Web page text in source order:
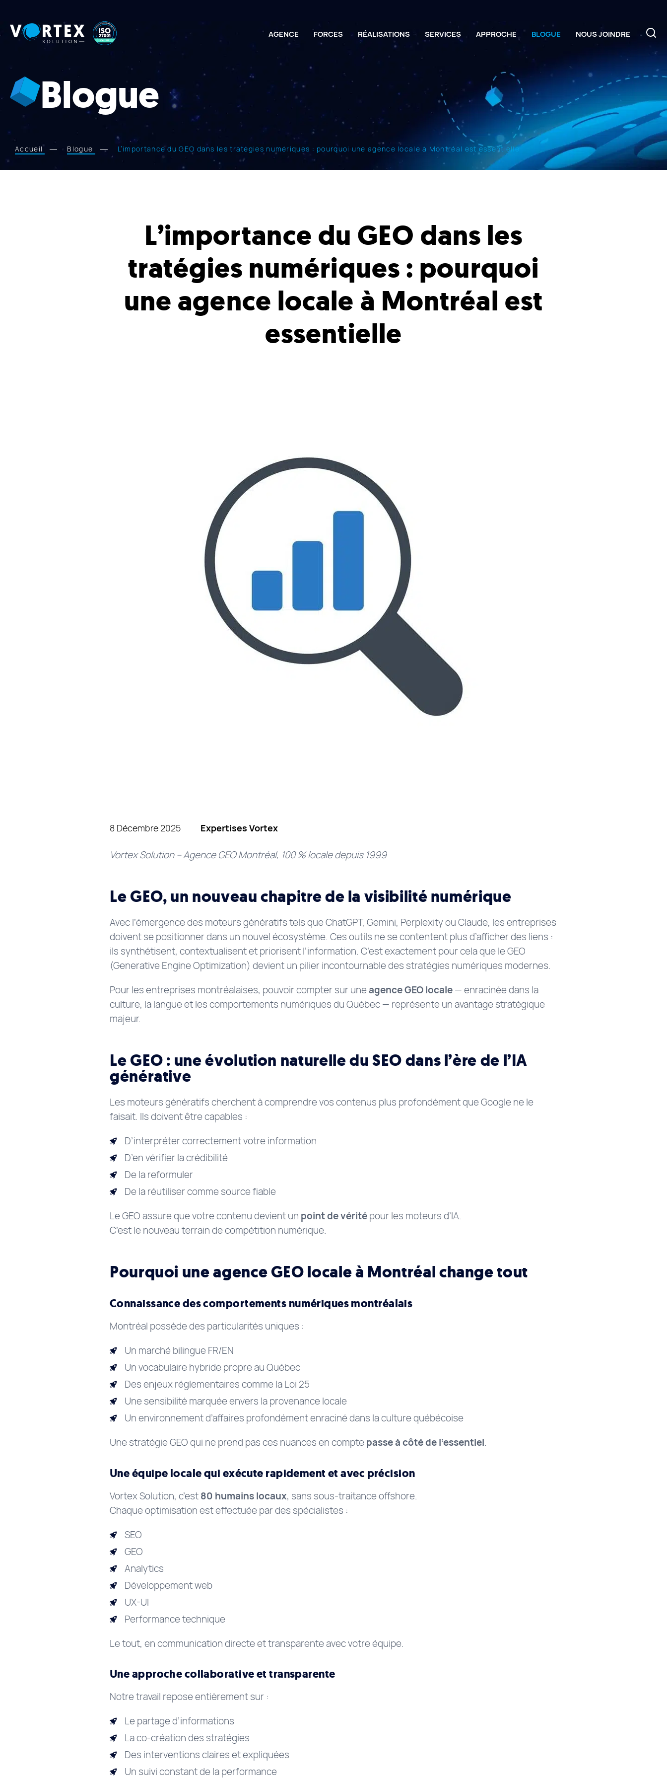
Vortex
Solution AGENCE FORCES RÉALISATIONS SERVICES APPROCHE BLOGUE NOUS JOINDRE
Blogue
Accueil Blogue L’importance du GEO dans les tratégies numériques : pourquoi une agence locale à Montréal est essentielle
L’importance du GEO dans les
tratégies numériques : pourquoi
une agence locale à Montréal est
essentielle
8 Décembre 2025 Expertises Vortex
Vortex Solution – Agence GEO Montréal, 100 % locale depuis 1999
Le GEO, un nouveau chapitre de la visibilité numérique
Avec l’émergence des moteurs génératifs tels que ChatGPT, Gemini, Perplexity ou Claude, les entreprises
doivent se positionner dans un nouvel écosystème. Ces outils ne se contentent plus d’afficher des liens :
ils synthétisent, contextualisent et priorisent l’information. C’est exactement pour cela que le GEO
(Generative Engine Optimization) devient un pilier incontournable des stratégies numériques modernes.
Pour les entreprises montréalaises, pouvoir compter sur uneagence GEO locale — enracinée dans la
culture, la langue et les comportements numériques du Québec — représente un avantage stratégique
majeur.
Le GEO : une évolution naturelle du SEO dans l’ère de l’IA
générative
Les moteurs génératifs cherchent à comprendre vos contenus plus profondément que Google ne le
faisait. Ils doivent être capables :
D’interpréter correctement votre information
D’en vérifier la crédibilité
De la reformuler
De la réutiliser comme source fiable
Le GEO assure que votre contenu devient un point de vérité pour les moteurs d’IA.
C’est le nouveau terrain de compétition numérique.
Pourquoi une agence GEO locale à Montréal change tout
Connaissance des comportements numériques montréalais
Montréal possède des particularités uniques :
Un marché bilingue FR/EN
Un vocabulaire hybride propre au Québec
Des enjeux réglementaires comme la Loi 25
Une sensibilité marquée envers la provenance locale
Un environnement d’affaires profondément enraciné dans la culture québécoise
Une stratégie GEO qui ne prend pas ces nuances en compte passe à côté de l’essentiel.
Une équipe locale qui exécute rapidement et avec précision
Vortex Solution, c’est 80 humains locaux, sans sous-traitance offshore.
Chaque optimisation est effectuée par des spécialistes :
SEO
GEO
Analytics
Développement web
UX-UI
Performance technique
Le tout, en communication directe et transparente avec votre équipe.
Une approche collaborative et transparente
Notre travail repose entièrement sur :
Le partage d’informations
La co-création des stratégies
Des interventions claires et expliquées
Un suivi constant de la performance